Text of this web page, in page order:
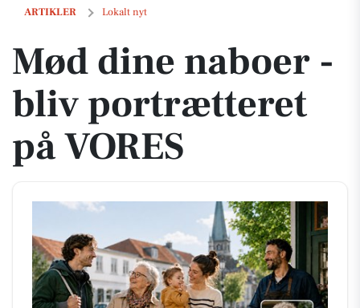
ARTIKLER Lokalt nyt
Mød dine naboer - bliv portrætteret på VORES
Mød dine naboer -
bliv portrætteret
på VORES